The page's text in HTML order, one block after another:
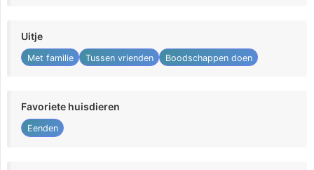
Uitje
Met familie Tussen vrienden Boodschappen doen
Favoriete huisdieren
Eenden